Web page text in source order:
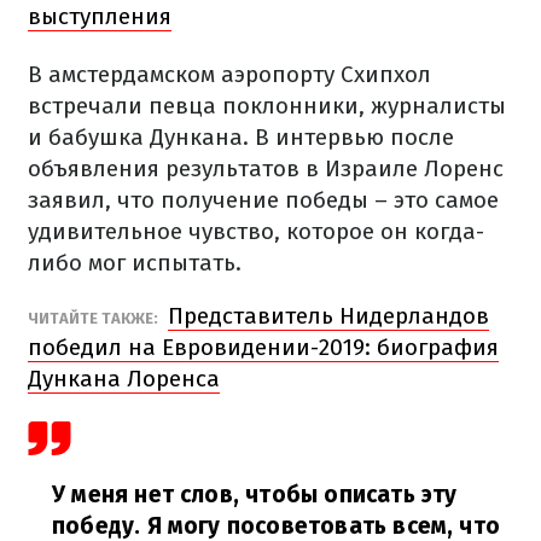
выступления
В амстердамском аэропорту Схипхол
встречали певца поклонники, журналисты
и бабушка Дункана. В интервью после
объявления результатов в Израиле Лоренс
заявил, что получение победы – это самое
удивительное чувство, которое он когда-
либо мог испытать.
ЧИТАЙТЕ ТАКЖЕ:
Представитель Нидерландов
победил на Евровидении-2019: биография
Дункана Лоренса
У меня нет слов, чтобы описать эту
победу. Я могу посоветовать всем, что